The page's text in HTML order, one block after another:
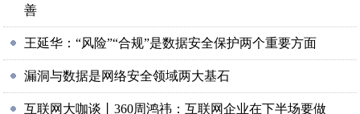
善
王延华：“风险”“合规”是数据安全保护两个重要方面
漏洞与数据是网络安全领域两大基石
互联网大咖谈丨360周鸿祎：互联网企业在下半场要做